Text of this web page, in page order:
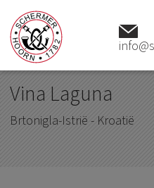
Home
Vina Laguna
Brtonigla-Istrië - Kroatië